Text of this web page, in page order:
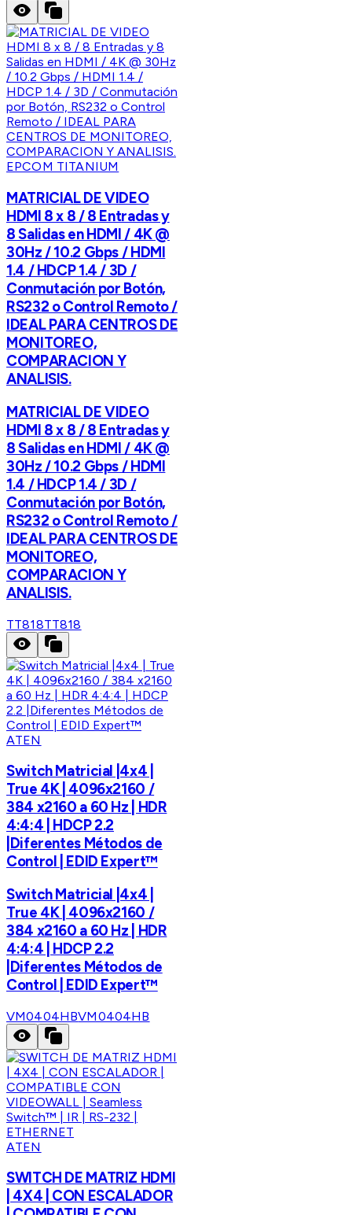
EPCOM TITANIUM
MATRICIAL DE VIDEO
HDMI 8 x 8 / 8 Entradas y
8 Salidas en HDMI / 4K @
30Hz / 10.2 Gbps / HDMI
1.4 / HDCP 1.4 / 3D /
Conmutación por Botón,
RS232 o Control Remoto /
IDEAL PARA CENTROS DE
MONITOREO,
COMPARACION Y
ANALISIS.
MATRICIAL DE VIDEO
HDMI 8 x 8 / 8 Entradas y
8 Salidas en HDMI / 4K @
30Hz / 10.2 Gbps / HDMI
1.4 / HDCP 1.4 / 3D /
Conmutación por Botón,
RS232 o Control Remoto /
IDEAL PARA CENTROS DE
MONITOREO,
COMPARACION Y
ANALISIS.
TT818TT818
ATEN
Switch Matricial |4x4 |
True 4K | 4096x2160 /
384 x2160 a 60 Hz | HDR
4:4:4 | HDCP 2.2
|Diferentes Métodos de
Control | EDID Expert™
Switch Matricial |4x4 |
True 4K | 4096x2160 /
384 x2160 a 60 Hz | HDR
4:4:4 | HDCP 2.2
|Diferentes Métodos de
Control | EDID Expert™
VM0404HBVM0404HB
ATEN
SWITCH DE MATRIZ HDMI
| 4X4 | CON ESCALADOR